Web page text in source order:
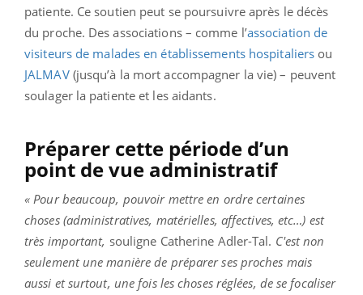
patiente. Ce soutien peut se poursuivre après le décès
du proche. Des associations – comme l’association de
visiteurs de malades en établissements hospitaliers ou
JALMAV(jusqu’à la mort accompagner la vie) – peuvent
soulager la patiente et les aidants.
Préparer cette période d’un
point de vue administratif
« Pour beaucoup, pouvoir mettre en ordre certaines
choses (administratives, matérielles, affectives, etc…) est
très important, souligne Catherine Adler-Tal. C'est non
seulement une manière de préparer ses proches mais
aussi et surtout, une fois les choses réglées, de se focaliser